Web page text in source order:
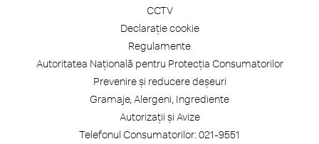
CCTV
Declarație cookie
Regulamente
Autoritatea Națională pentru Protecția Consumatorilor
Prevenire și reducere deșeuri
Gramaje, Alergeni, Ingrediente
Autorizații și Avize
Telefonul Consumatorilor: 021-9551